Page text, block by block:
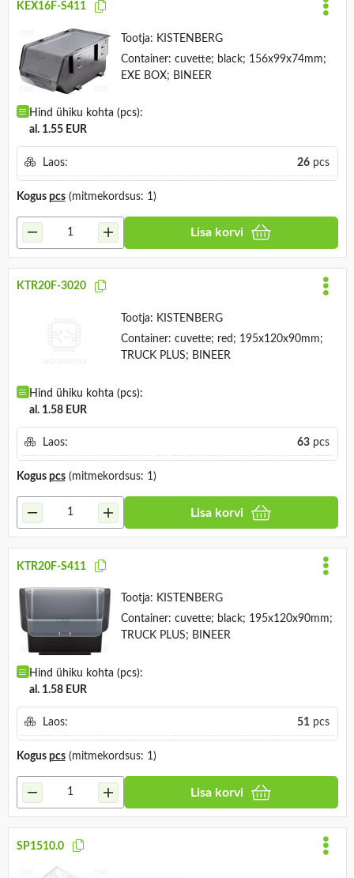
KEX16F-S411
Tootja: KISTENBERG
Container: cuvette; black; 156x99x74mm;
EXE BOX; BINEER
Hind ühiku kohta (pcs):
al. 1.55 EUR
Laos: 26pcs
Kogus pcs(mitmekordsus: 1)
Lisa korvi
KTR20F-3020
Tootja: KISTENBERG
Container: cuvette; red; 195x120x90mm;
TRUCK PLUS; BINEER
Hind ühiku kohta (pcs):
al. 1.58 EUR
Laos: 63pcs
Kogus pcs(mitmekordsus: 1)
Lisa korvi
KTR20F-S411
Tootja: KISTENBERG
Container: cuvette; black; 195x120x90mm;
TRUCK PLUS; BINEER
Hind ühiku kohta (pcs):
al. 1.58 EUR
Laos: 51pcs
Kogus pcs(mitmekordsus: 1)
Lisa korvi
SP1510.0